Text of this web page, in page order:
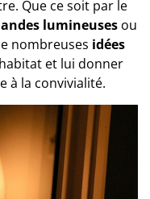
Que ce soit par le
lumineuses ou
nombreuses idées
et lui donner
à la convivialité.